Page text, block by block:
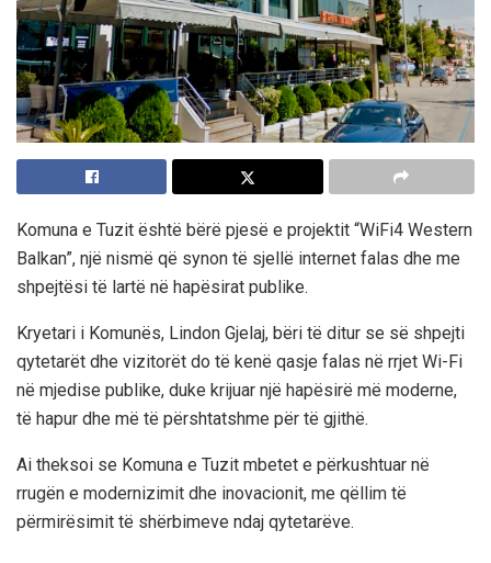
Komuna e Tuzit është bërë pjesë e projektit “WiFi4 Western
Balkan”, një nismë që synon të sjellë internet falas dhe me
shpejtësi të lartë në hapësirat publike.
Kryetari i Komunës, Lindon Gjelaj, bëri të ditur se së shpejti
qytetarët dhe vizitorët do të kenë qasje falas në rrjet Wi-Fi
në mjedise publike, duke krijuar një hapësirë më moderne,
të hapur dhe më të përshtatshme për të gjithë.
Ai theksoi se Komuna e Tuzit mbetet e përkushtuar në
rrugën e modernizimit dhe inovacionit, me qëllim të
përmirësimit të shërbimeve ndaj qytetarëve.